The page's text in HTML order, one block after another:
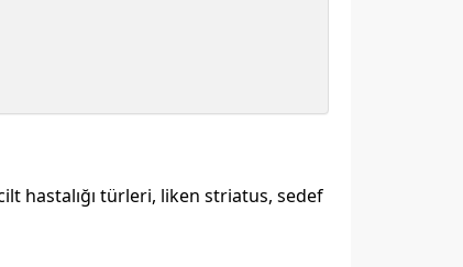
hastalığı türleri, liken striatus, sedef